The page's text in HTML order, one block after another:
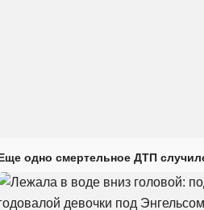
одно смертельное ДТП